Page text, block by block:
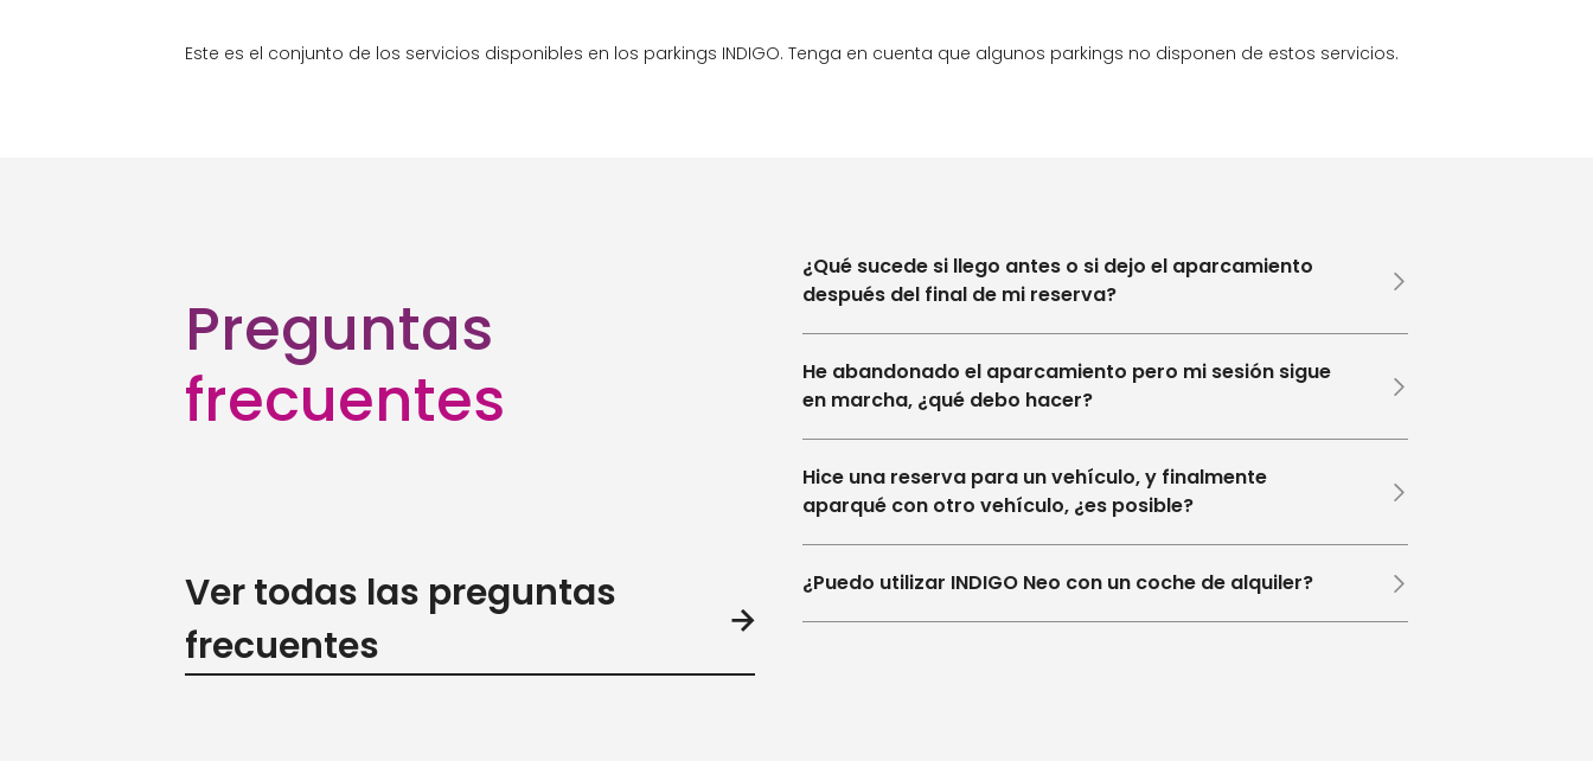
Este es el conjunto de los servicios disponibles en los parkings INDIGO. Tenga en cuenta que algunos parkings no disponen de estos servicios.
Preguntas
frecuentes
Ver todas las preguntas
frecuentes
¿Qué sucede si llego antes o si dejo el aparcamiento
después del final de mi reserva?
He abandonado el aparcamiento pero mi sesión sigue
en marcha, ¿qué debo hacer?
Hice una reserva para un vehículo, y finalmente
aparqué con otro vehículo, ¿es posible?
¿Puedo utilizar INDIGO Neo con un coche de alquiler?